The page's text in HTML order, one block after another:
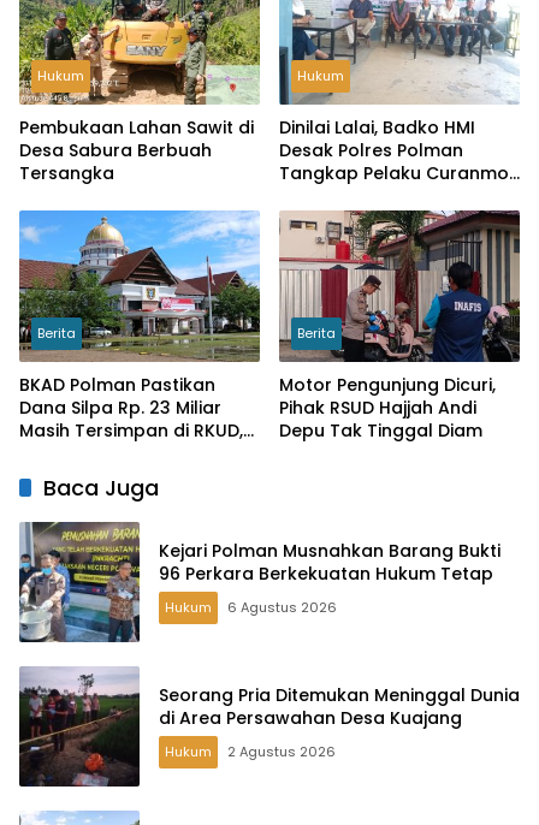
Hukum
Pembukaan Lahan Sawit di
Desa Sabura Berbuah
Tersangka
Hukum
Dinilai Lalai, Badko HMI
Desak Polres Polman
Tangkap Pelaku Curanmor
Berita
BKAD Polman Pastikan
Dana Silpa Rp. 23 Miliar
Masih Tersimpan di RKUD,
Keberadaannya
Berita
Motor Pengunjung Dicuri,
Pihak RSUD Hajjah Andi
Depu Tak Tinggal Diam
Baca Juga
Kejari Polman Musnahkan Barang Bukti
96 Perkara Berkekuatan Hukum Tetap
Hukum 6 Agustus 2026
Seorang Pria Ditemukan Meninggal Dunia
di Area Persawahan Desa Kuajang
Hukum 2 Agustus 2026